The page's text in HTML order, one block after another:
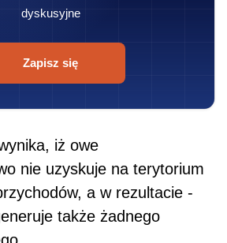
dyskusyjne
Zapisz się
iż owe
nie uzyskuje na terytorium
a w rezultacie -
także żadnego